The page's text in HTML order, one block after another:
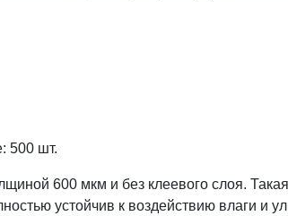
500 шт.
600 мкм и без клеевого слоя.
устойчив к воздействию влаги и